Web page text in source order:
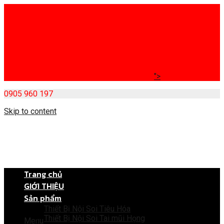
">
0905 960 197
Skip to content
Menu
Trang chủ
GIỚI THIỆU
Sản phẩm
Thiết Bị Nội Soi Tiêu Hóa
Thiết Bị Nội Soi Tai mũi Họng